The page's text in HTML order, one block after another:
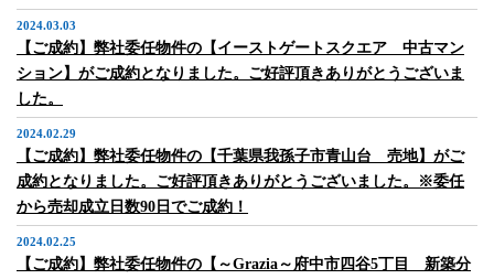
2024.03.03
【ご成約】弊社委任物件の【イーストゲートスクエア 中古マン
ション】がご成約となりました。ご好評頂きありがとうございま
した。
2024.02.29
【ご成約】弊社委任物件の【千葉県我孫子市青山台 売地】がご
成約となりました。ご好評頂きありがとうございました。※委任
から売却成立日数90日でご成約！
2024.02.25
【ご成約】弊社委任物件の【～Grazia～府中市四谷5丁目 新築分